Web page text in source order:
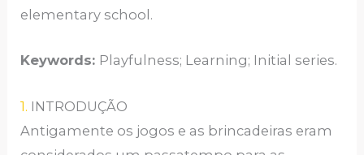
elementary school.
Keywords: Playfulness; Learning; Initial series.
1. INTRODUÇÃO
Antigamente os jogos e as brincadeiras eram